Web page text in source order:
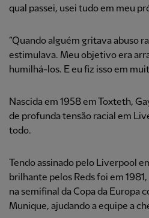
qual passei, usei tudo em meu
“Quando alguém gritava abuso
estimulava. Meu objetivo era
humilhá-los. E eu fiz isso em
Nascida em 1958 em Toxteth,
de profunda tensão racial em
todo.
Tendo assinado pelo Liverpool
brilhante pelos Reds foi em
na semifinal da Copa da Europa
Munique, ajudando a equipe a